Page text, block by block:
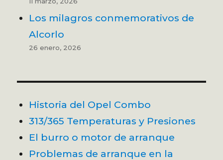
Los milagros conmemorativos de
Alcorlo
26 enero, 2026
Historia del Opel Combo
313/365 Temperaturas y Presiones
El burro o motor de arranque
Problemas de arranque en la